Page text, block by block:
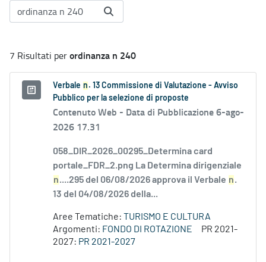
7 Risultati perordinanza n 240
Verbale n . 13 Commissione di Valutazione - Avviso
Pubblico per la selezione di proposte
Contenuto Web - Data di Pubblicazione 6-ago-
2026 17.31
058_DIR_2026_00295_Determina card
portale_FDR_2.png La Determina dirigenziale
n....295 del 06/08/2026 approva il Verbale n.
13 del 04/08/2026 della...
Aree Tematiche: TURISMO E CULTURA
Argomenti: FONDO DI ROTAZIONE
PR 2021-
2027: PR 2021-2027